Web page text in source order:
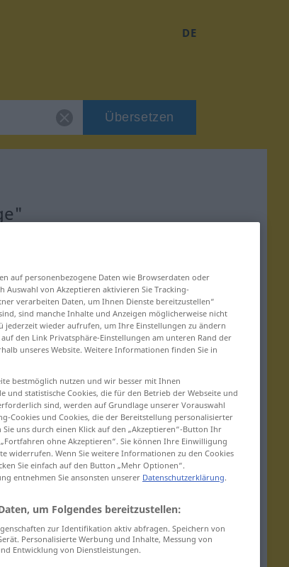
DE
Übersetzen
direito
TYPO
auf Möbeln
auf personenbezogene Daten wie Browserdaten oder
von Akzeptieren aktivieren Sie Tracking-
verarbeiten Daten, um Ihnen Dienste bereitzustellen“
sind manche Inhalte und Anzeigen möglicherweise nicht
jederzeit wieder aufrufen, um Ihre Einstellungen zu ändern
den Link Privatsphäre-Einstellungen am unteren Rand der
unseres Website. Weitere Informationen finden Sie in
bestmöglich nutzen und wir besser mit Ihnen
statistische Cookies, die für den Betrieb der Webseite und
sind, werden auf Grundlage unserer Vorauswahl
Cookies und Cookies, die der Bereitstellung personalisierter
uns durch einen Klick auf den „Akzeptieren“-Button Ihr
ohne Akzeptieren“. Sie können Ihre Einwilligung
widerrufen. Wenn Sie weitere Informationen zu den Cookies
Sie einfach auf den Button „Mehr Optionen“.
entnehmen Sie ansonsten unserer Datenschutzerklärung.
um Folgendes bereitzustellen:
zur Identifikation aktiv abfragen. Speichern von
Personalisierte Werbung und Inhalte, Messung von
Entwicklung von Dienstleistungen.